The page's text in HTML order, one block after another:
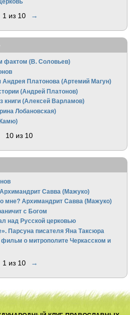
1 из 10 →
фактом (В. Соловьев)
Андрея Платонова (Артемий Магун)
(Андрей Платонов)
книги (Алексей Варламов)
Лобановская)
10 из 10
Савва (Мажуко)
мне? Архимандрит Савва (Мажуко)
с Богом
над Русской церковью
Парсуна писателя Яна Таксюра
о митрополите Черкасском и
1 из 10 →